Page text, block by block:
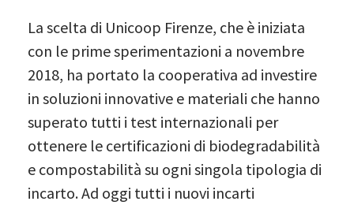
La scelta di Unicoop Firenze, che è iniziata
con le prime sperimentazioni a novembre
2018, ha portato la cooperativa ad investire
in soluzioni innovative e materiali che hanno
superato tutti i test internazionali per
ottenere le certificazioni di biodegradabilità
e compostabilità su ogni singola tipologia di
incarto. Ad oggi tutti i nuovi incarti